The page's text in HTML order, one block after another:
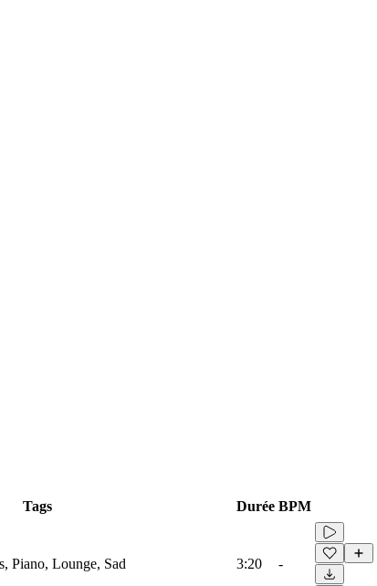
Tags Durée BPM
Piano, Lounge, Sad 3:20 -